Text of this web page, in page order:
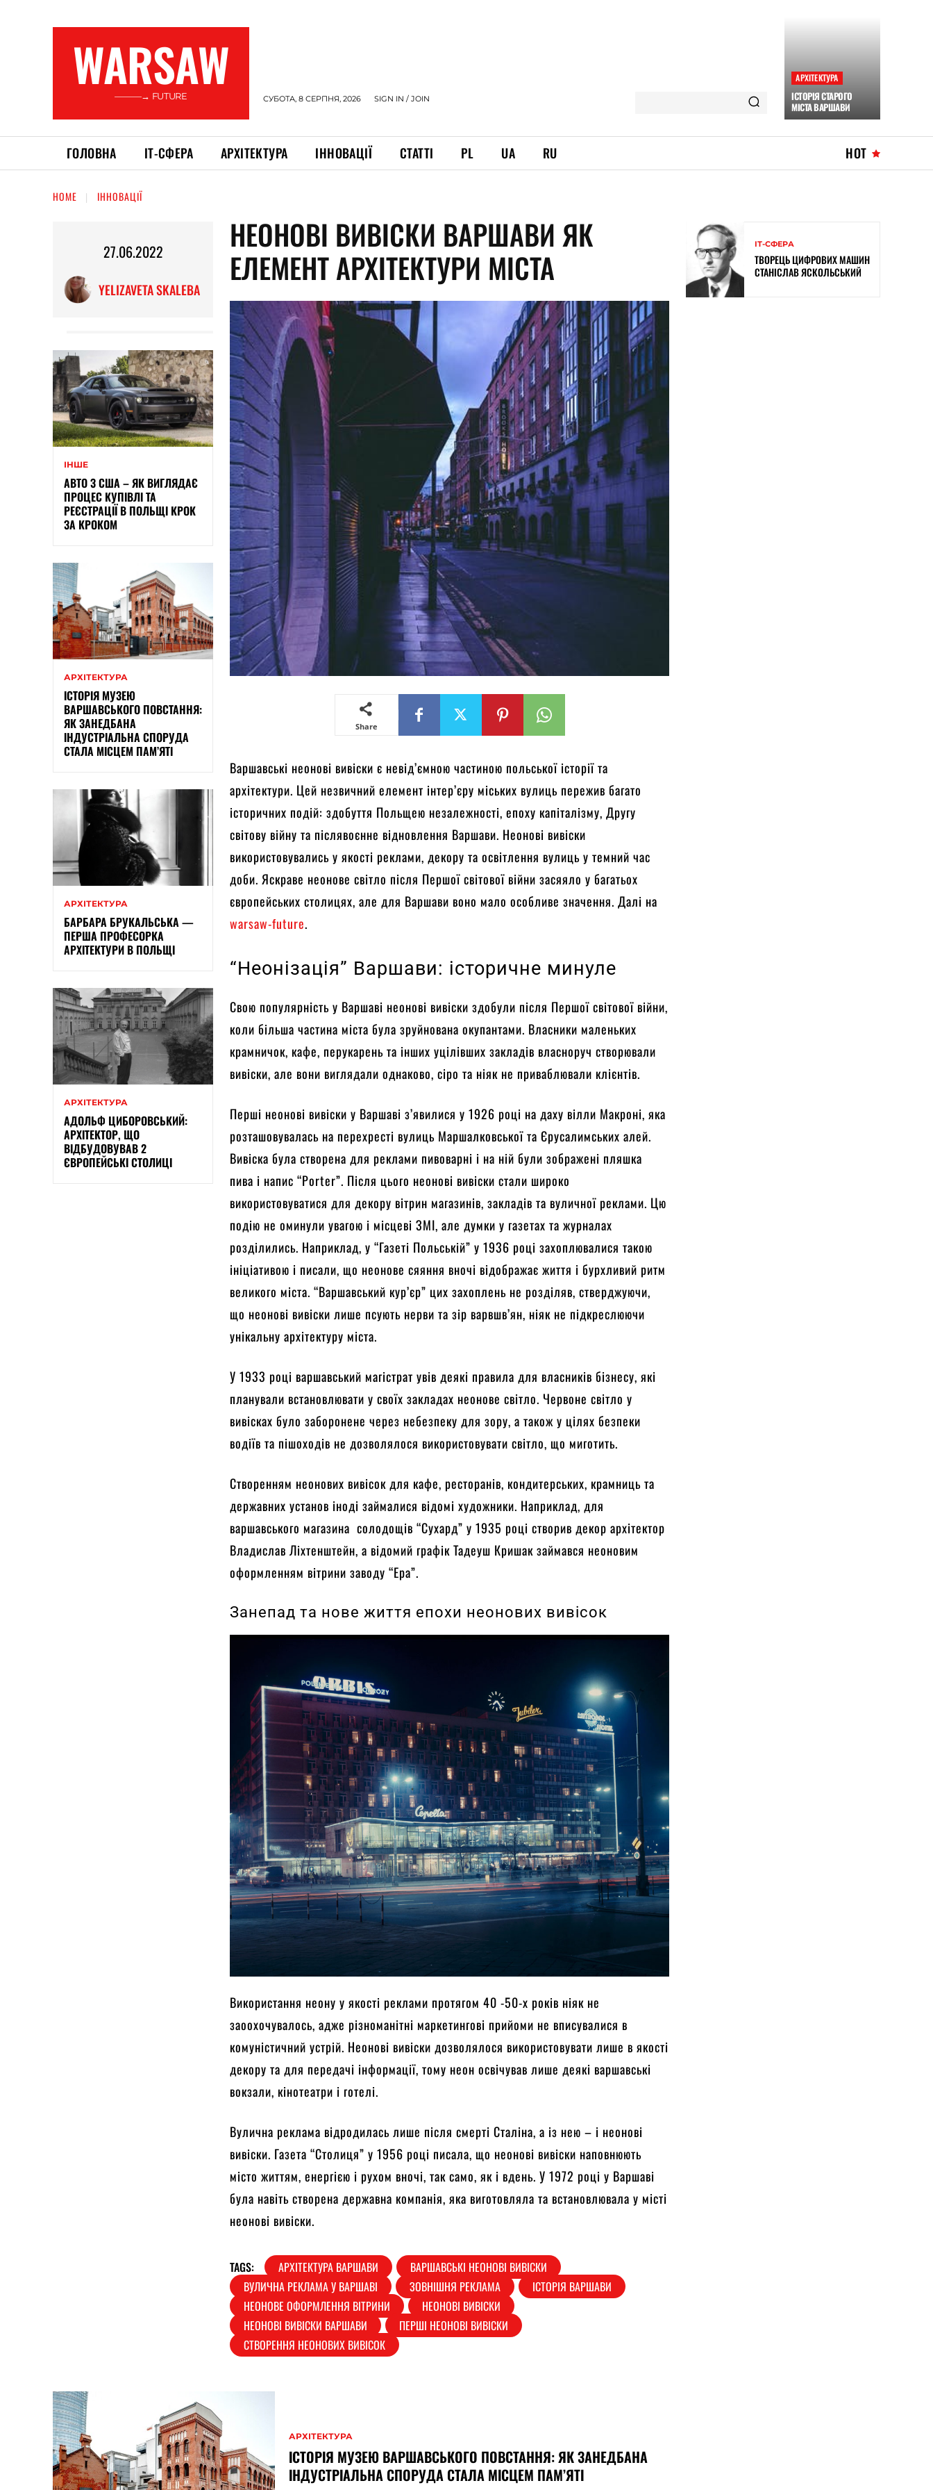
WARSAW
———→ FUTURE СУБОТА, 8 СЕРПНЯ, 2026 SIGN IN / JOIN
АРХІТЕКТУРА
ІСТОРІЯ СТАРОГО
МІСТА ВАРШАВИ
ГОЛОВНА ІТ-СФЕРА АРХІТЕКТУРА ІННОВАЦІЇ СТАТТІ PL UA RU HOT
HOME ІННОВАЦІЇ
27.06.2022
YELIZAVETA SKALEBA
ІНШЕ
АВТО З США – ЯК ВИГЛЯДАЄ
ПРОЦЕС КУПІВЛІ ТА
РЕЄСТРАЦІЇ В ПОЛЬЩІ КРОК
ЗА КРОКОМ
АРХІТЕКТУРА
ІСТОРІЯ МУЗЕЮ
ВАРШАВСЬКОГО ПОВСТАННЯ:
ЯК ЗАНЕДБАНА
ІНДУСТРІАЛЬНА СПОРУДА
СТАЛА МІСЦЕМ ПАМ’ЯТІ
АРХІТЕКТУРА
БАРБАРА БРУКАЛЬСЬКА —
ПЕРША ПРОФЕСОРКА
АРХІТЕКТУРИ В ПОЛЬЩІ
АРХІТЕКТУРА
АДОЛЬФ ЦИБОРОВСЬКИЙ:
АРХІТЕКТОР, ЩО
ВІДБУДОВУВАВ 2
ЄВРОПЕЙСЬКІ СТОЛИЦІ
НЕОНОВІ ВИВІСКИ ВАРШАВИ ЯК
ЕЛЕМЕНТ АРХІТЕКТУРИ МІСТА
Share
Варшавські неонові вивіски є невід’ємною частиною польської історії та
архітектури. Цей незвичний елемент інтер’єру міських вулиць пережив багато
історичних подій: здобуття Польщею незалежності, епоху капіталізму, Другу
світову війну та післявоєнне відновлення Варшави. Неонові вивіски
використовувались у якості реклами, декору та освітлення вулиць у темний час
доби. Яскраве неонове світло після Першої світової війни засяяло у багатьох
європейських столицях, але для Варшави воно мало особливе значення. Далі на
warsaw-future.
“Неонізація” Варшави: історичне минуле
Свою популярність у Варшаві неонові вивіски здобули після Першої світової війни,
коли більша частина міста була зруйнована окупантами. Власники маленьких
крамничок, кафе, перукарень та інших уцілівших закладів власноруч створювали
вивіски, але вони виглядали однаково, сіро та ніяк не приваблювали клієнтів.
Перші неонові вивіски у Варшаві з’явилися у 1926 році на даху вілли Макроні, яка
розташовувалась на перехресті вулиць Маршалковської та Єрусалимських алей.
Вивіска була створена для реклами пивоварні і на ній були зображені пляшка
пива і напис “Porter”. Після цього неонові вивіски стали широко
використовуватися для декору вітрин магазинів, закладів та вуличної реклами. Цю
подію не оминули увагою і місцеві ЗМІ, але думки у газетах та журналах
розділились. Наприклад, у “Газеті Польській” у 1936 році захоплювалися такою
ініціативою і писали, що неонове сяяння вночі відображає життя і бурхливий ритм
великого міста. “Варшавський кур’єр” цих захоплень не розділяв, стверджуючи,
що неонові вивіски лише псують нерви та зір варвшв’ян, ніяк не підкреслюючи
унікальну архітектуру міста.
У 1933 році варшавський магістрат увів деякі правила для власників бізнесу, які
планували встановлювати у своїх закладах неонове світло. Червоне світло у
вивісках було заборонене через небезпеку для зору, а також у цілях безпеки
водіїв та пішоходів не дозволялося використовувати світло, що миготить.
Створенням неонових вивісок для кафе, ресторанів, кондитерських, крамниць та
державних установ іноді займалися відомі художники. Наприклад, для
варшавського магазина солодощів “Сухард” у 1935 році створив декор архітектор
Владислав Ліхтенштейн, а відомий графік Тадеуш Кришак займався неоновим
оформленням вітрини заводу “Ера”.
Занепад та нове життя епохи неонових вивісок
Використання неону у якості реклами протягом 40 -50-х років ніяк не
заоохочувалось, адже різноманітні маркетингові прийоми не вписувалися в
комуністичний устрій. Неонові вивіски дозволялося використовувати лише в якості
декору та для передачі інформації, тому неон освічував лише деякі варшавські
вокзали, кінотеатри і готелі.
Вулична реклама відродилась лише після смерті Сталіна, а із нею – і неонові
вивіски. Газета “Столиця” у 1956 році писала, що неонові вивіски наповнюють
місто життям, енергією і рухом вночі, так само, як і вдень. У 1972 році у Варшаві
була навіть створена державна компанія, яка виготовляла та встановлювала у місті
неонові вивіски.
TAGS: АРХІТЕКТУРА ВАРШАВИ
ВАРШАВСЬКІ НЕОНОВІ ВИВІСКИ
ВУЛИЧНА РЕКЛАМА У ВАРШАВІ
ЗОВНІШНЯ РЕКЛАМА
ІСТОРІЯ ВАРШАВИ
НЕОНОВЕ ОФОРМЛЕННЯ ВІТРИНИ
НЕОНОВІ ВИВІСКИ
НЕОНОВІ ВИВІСКИ ВАРШАВИ
ПЕРШІ НЕОНОВІ ВИВІСКИ
СТВОРЕННЯ НЕОНОВИХ ВИВІСОК
АРХІТЕКТУРА
ІСТОРІЯ МУЗЕЮ ВАРШАВСЬКОГО ПОВСТАННЯ: ЯК ЗАНЕДБАНА
ІНДУСТРІАЛЬНА СПОРУДА СТАЛА МІСЦЕМ ПАМ’ЯТІ
ІТ-СФЕРА
ТВОРЕЦЬ ЦИФРОВИХ МАШИН
СТАНІСЛАВ ЯСКОЛЬСЬКИЙ